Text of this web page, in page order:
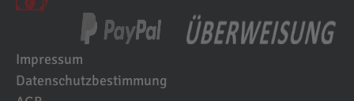
Impressum
Datenschutzbestimmung